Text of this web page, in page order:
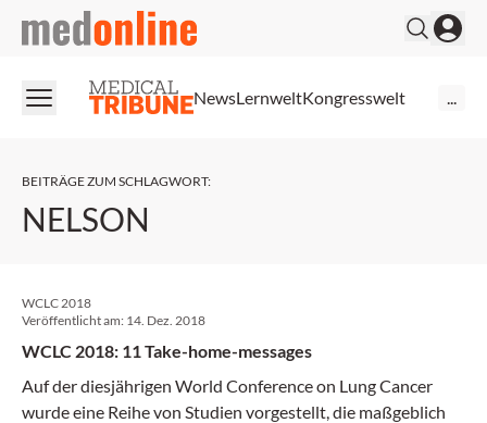
medonline
NewsLernweltKongresswelt
BEITRÄGE ZUM SCHLAGWORT:
NELSON
WCLC 2018
Veröffentlicht am: 14. Dez. 2018
WCLC 2018: 11 Take-home-messages
Auf der diesjährigen World Conference on Lung Cancer
wurde eine Reihe von Studien vorgestellt, die maßgeblich